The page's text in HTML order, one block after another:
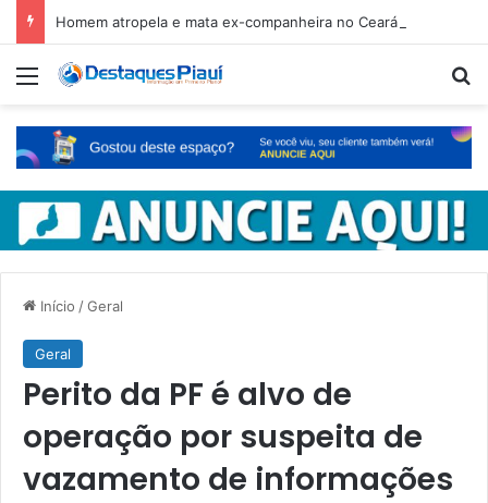
Menu
Início /Geral
Geral
Perito da PF é alvo de
operação por suspeita de
vazamento de informações